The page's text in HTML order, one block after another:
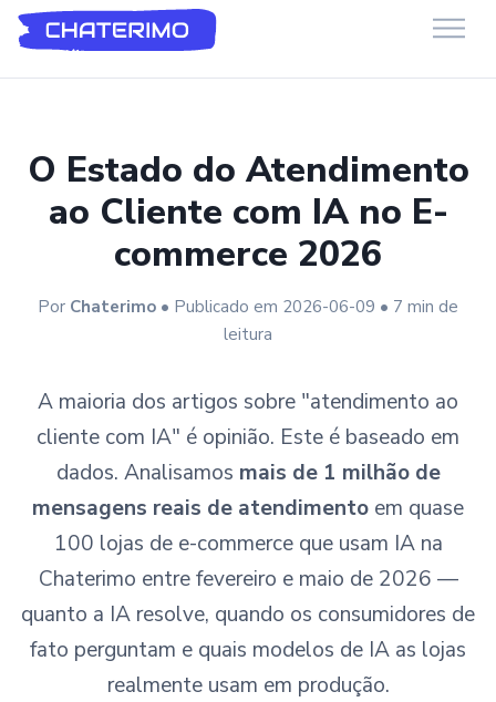
O Estado do Atendimento
ao Cliente com IA no E-
commerce 2026
Por Chaterimo • Publicado em 2026-06-09 • 7 min de
leitura
A maioria dos artigos sobre "atendimento ao
cliente com IA" é opinião. Este é baseado em
dados. Analisamos mais de 1 milhão de
mensagens reais de atendimento em quase
100 lojas de e-commerce que usam IA na
Chaterimo entre fevereiro e maio de 2026 —
quanto a IA resolve, quando os consumidores de
fato perguntam e quais modelos de IA as lojas
realmente usam em produção.
Suporte Chaterimo